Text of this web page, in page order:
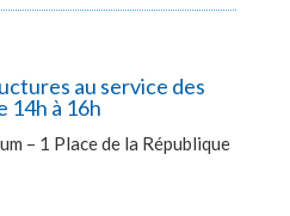
au service des
14h à 16h
– 1 Place de la République